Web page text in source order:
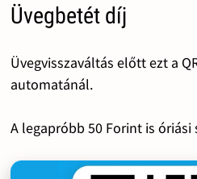
Üvegbetét díj
Üvegvisszaváltás előtt ezt a
automatánál.
A legapróbb 50 Forint is óriási